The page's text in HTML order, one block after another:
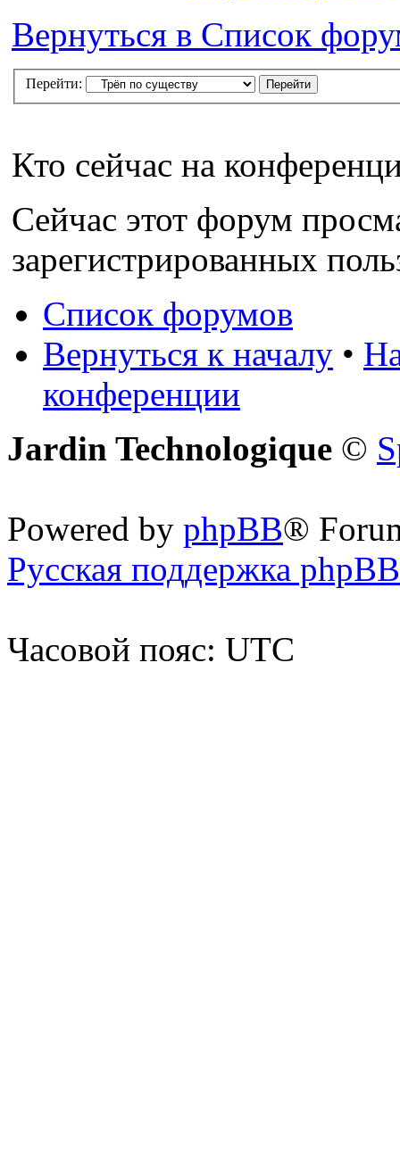
Вернуться в Список
Перейти:
Кто сейчас на
Сейчас этот форум
зарегистрированных
Список форумов
Вернуться к началу •
конференции
Jardin Technologique ©
Powered by phpBB®
Русская поддержка phpBB
Часовой пояс: UTC